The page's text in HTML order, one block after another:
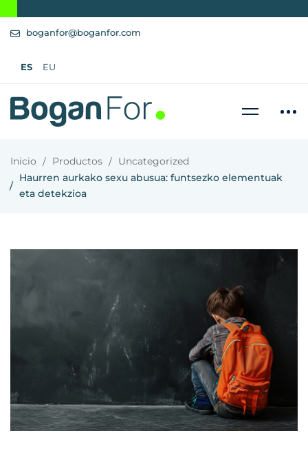
boganfor@boganfor.com
ES EU
Inicio Productos
Uncategorized
Haurren aurkako sexu abusua: funtsezko elementuak
eta detekzioa